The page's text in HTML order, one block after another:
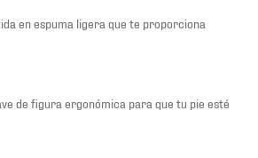
en espuma ligera que te proporciona
de figura ergonómica para que tu pie esté